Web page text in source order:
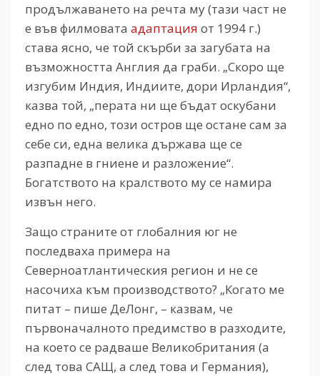
продължаването на речта му (тази част не
е във филмовата адаптация от 1994 г.)
става ясно, че той скърби за загубата на
възможността Англия да граби. „Скоро ще
изгубим Индия, Индиите, дори Ирландия“,
казва той, „перата ни ще бъдат оскубани
едно по едно, този остров ще остане сам за
себе си, една велика държава ще се
разпадне в гниене и разложение“.
Богатството на кралството му се намира
извън него.
Защо страните от глобалния юг не
последваха примера на
Северноатлантическия регион и не се
насочиха към производството? „Когато ме
питат – пише ДеЛонг, – казвам, че
първоначалното предимство в разходите,
на което се радваше Великобритания (а
след това САЩ, а след това и Германия),